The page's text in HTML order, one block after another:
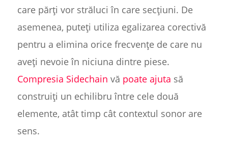
care părți vor străluci în care secțiuni. De
asemenea, puteți utiliza egalizarea corectivă
pentru a elimina orice frecvențe de care nu
aveți nevoie în niciuna dintre piese.
Compresia Sidechain vă poate ajuta să
construiți un echilibru între cele două
elemente, atât timp cât contextul sonor are
sens.